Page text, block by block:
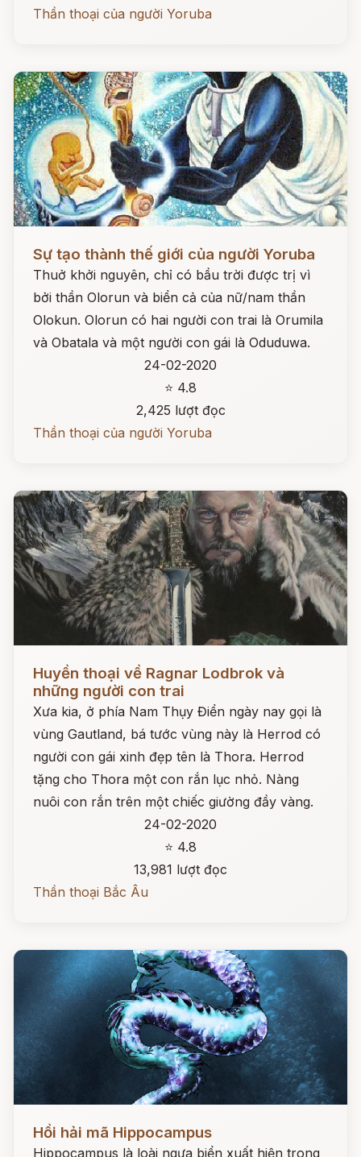
Thần thoại của người Yoruba
Sự tạo thành thế giới của người Yoruba
Thuở khởi nguyên, chỉ có bầu trời được trị vì
bởi thần Olorun và biển cả của nữ/nam thần
Olokun. Olorun có hai người con trai là Orumila
và Obatala và một người con gái là Oduduwa.
24-02-2020
⭐ 4.8
2,425 lượt đọc
Thần thoại của người Yoruba
Đọc ngay
Huyền thoại về Ragnar Lodbrok và
những người con trai
Xưa kia, ở phía Nam Thụy Điển ngày nay gọi là
vùng Gautland, bá tước vùng này là Herrod có
người con gái xinh đẹp tên là Thora. Herrod
tặng cho Thora một con rắn lục nhỏ. Nàng
nuôi con rắn trên một chiếc giường đầy vàng.
24-02-2020
⭐ 4.8
13,981 lượt đọc
Thần thoại Bắc Âu
Đọc ngay
Hồi hải mã Hippocampus
Hippocampus là loài ngựa biển xuất hiện trong